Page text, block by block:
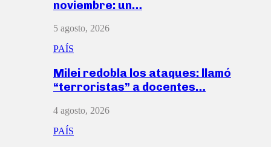
noviembre: un…
5 agosto, 2026
PAÍS
Milei redobla los ataques: llamó
“terroristas” a docentes…
4 agosto, 2026
PAÍS